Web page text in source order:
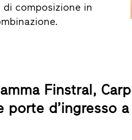
di composizione in
Finstral,
porte d’ingresso